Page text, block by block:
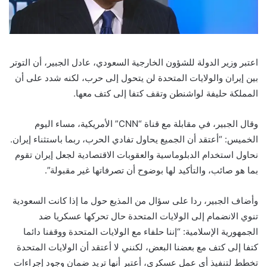
اعتبر وزير الدولة للشؤون الخارجية السعودي، عادل الجبير، أن التوتر
بين إيران والولايات المتحدة لن يتحول إلى حرب، لكنه شدد على أن
المملكة حليفة لواشنطن وتقف كتفا إلى كتف معها.
وقال الجبير، في مقابلة مع قناة “CNN” الأمريكية، مساء اليوم
الخميس: “أعتقد أن الجميع يحاول تفادي الحرب، ربما باستثناء إيران.
نحاول استخدام الدبلوماسية والعقوبات الاقتصادية لجعل إيران تقوم
بما هو صائب، والتأكيد لها بوضوح أن تصرفاتها غير مقبولة”.
وأضاف الجبير، ردا على سؤال من المذيع حول ما إذا كانت السعودية
تنوي الانضمام إلى الولايات المتحدة حال تحركها عسكريا ضد
الجمهورية الإسلامية: “إننا حلفاء مع الولايات المتحدة ووقفنا دائما
كتفا إلى كتف مع بعضنا البعض، لكنني لا أعتقد أن الولايات المتحدة
تخطط لتنفيذ أي عمل عسكري، أعتبر أنها تريد ضمان وجود إجراءات